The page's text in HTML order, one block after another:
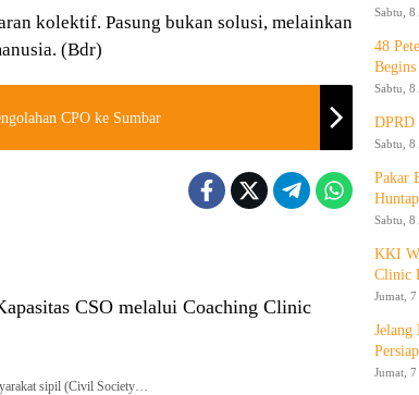
kolektif. Pasung bukan solusi, melainkan
(Bdr)
CPO ke Sumbar
CSO melalui Coaching Clinic
sipil (Civil Society…
Sabtu, 8
48
Sabtu, 8
DPRD
Sabtu, 8
Pakar
Sabtu, 8
KKI
Clinic
Jumat,
Jelang
Jumat,